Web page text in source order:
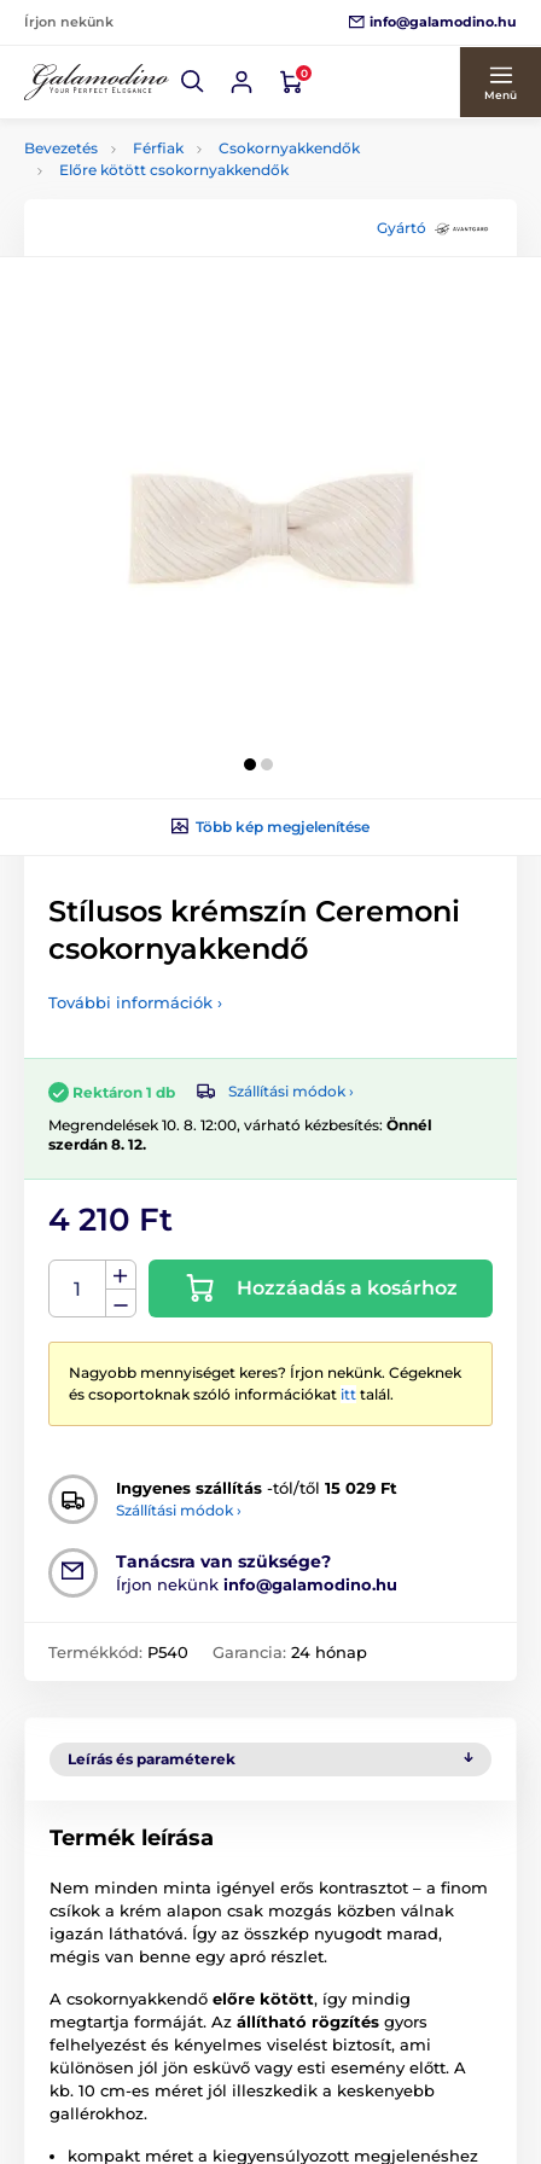
Írjon nekünk info@galamodino.hu
0
Menü
Bevezetés Férfiak
Csokornyakkendők
Előre kötött csokornyakkendők
Gyártó
Több kép megjelenítése
Stílusos krémszín Ceremoni
csokornyakkendő
További információk ›
Rektáron 1 db
Szállítási módok ›
Megrendelések 10. 8. 12:00, várható kézbesítés: Önnél
szerdán 8. 12.
4 210 Ft
Hozzáadás a kosárhoz
Nagyobb mennyiséget keres? Írjon nekünk. Cégeknek
és csoportoknak szóló információkat itt talál.
Ingyenes szállítás -tól/től 15 029 Ft
Szállítási módok ›
Tanácsra van szüksége?
Írjon nekünk info@galamodino.hu
Termékkód: P540 Garancia: 24 hónap
Leírás és paraméterek
Termék leírása
Nem minden minta igényel erős kontrasztot – a finom
csíkok a krém alapon csak mozgás közben válnak
igazán láthatóvá. Így az összkép nyugodt marad,
mégis van benne egy apró részlet.
A csokornyakkendő előre kötött, így mindig
megtartja formáját. Az állítható rögzítés gyors
felhelyezést és kényelmes viselést biztosít, ami
különösen jól jön esküvő vagy esti esemény előtt. A
kb. 10 cm-es méret jól illeszkedik a keskenyebb
gallérokhoz.
kompakt méret a kiegyensúlyozott megjelenéshez